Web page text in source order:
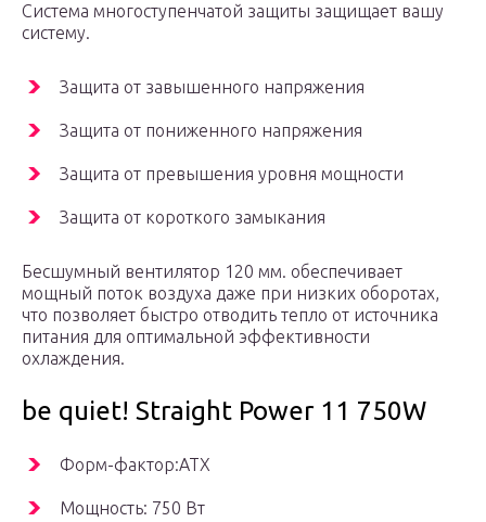
Система многоступенчатой защиты защищает вашу
систему.
Защита от завышенного напряжения
Защита от пониженного напряжения
Защита от превышения уровня мощности
Защита от короткого замыкания
Бесшумный вентилятор 120 мм. обеспечивает
мощный поток воздуха даже при низких оборотах,
что позволяет быстро отводить тепло от источника
питания для оптимальной эффективности
охлаждения.
be quiet! Straight Power 11 750W
Форм-фактор:АТХ
Мощность: 750 Вт